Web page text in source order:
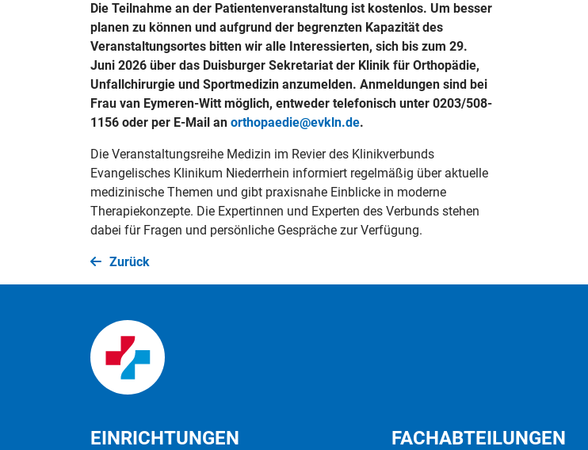
Die Teilnahme an der Patientenveranstaltung ist kostenlos. Um besser
planen zu können und aufgrund der begrenzten Kapazität des
Veranstaltungsortes bitten wir alle Interessierten, sich bis zum 29.
Juni 2026 über das Duisburger Sekretariat der Klinik für Orthopädie,
Unfallchirurgie und Sportmedizin anzumelden. Anmeldungen sind bei
Frau van Eymeren-Witt möglich, entweder telefonisch unter 0203/508-
1156 oder per E-Mail an orthopaedie@evkln.de.
Die Veranstaltungsreihe Medizin im Revier des Klinikverbunds
Evangelisches Klinikum Niederrhein informiert regelmäßig über aktuelle
medizinische Themen und gibt praxisnahe Einblicke in moderne
Therapiekonzepte. Die Expertinnen und Experten des Verbunds stehen
dabei für Fragen und persönliche Gespräche zur Verfügung.
Zurück
EINRICHTUNGEN FACHABTEILUNGEN